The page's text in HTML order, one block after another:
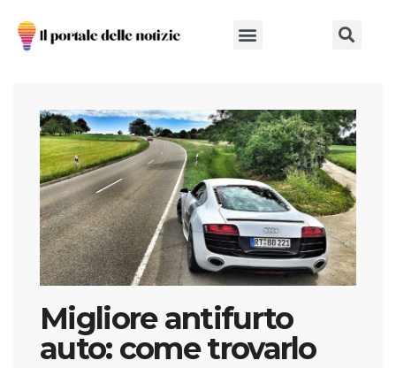
Migliore antifurto
auto: come trovarlo